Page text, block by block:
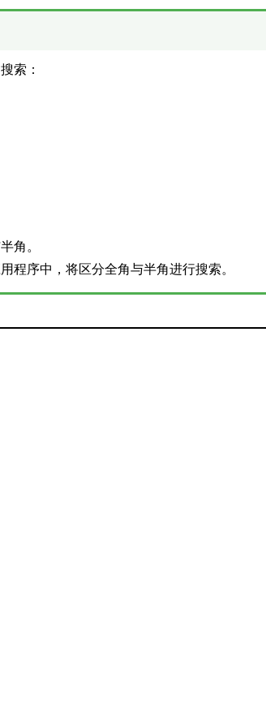
索：
角。
程序中，将区分全角与半角进行搜索。